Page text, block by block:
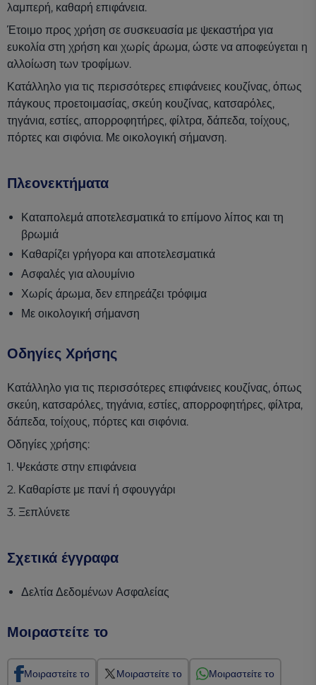
λαμπερή, καθαρή επιφάνεια.
Έτοιμο προς χρήση σε συσκευασία με ψεκαστήρα για
ευκολία στη χρήση και χωρίς άρωμα, ώστε να αποφεύγεται η
αλλοίωση των τροφίμων.
Κατάλληλο για τις περισσότερες επιφάνειες κουζίνας, όπως
πάγκους προετοιμασίας, σκεύη κουζίνας, κατσαρόλες,
τηγάνια, εστίες, απορροφητήρες, φίλτρα, δάπεδα, τοίχους,
πόρτες και σιφόνια. Με οικολογική σήμανση.
Πλεονεκτήματα
Καταπολεμά αποτελεσματικά το επίμονο λίπος και τη
βρωμιά
Καθαρίζει γρήγορα και αποτελεσματικά
Ασφαλές για αλουμίνιο
Χωρίς άρωμα, δεν επηρεάζει τρόφιμα
Με οικολογική σήμανση
Οδηγίες Χρήσης
Κατάλληλο για τις περισσότερες επιφάνειες κουζίνας, όπως
σκεύη, κατσαρόλες, τηγάνια, εστίες, απορροφητήρες, φίλτρα,
δάπεδα, τοίχους, πόρτες και σιφόνια.
Οδηγίες χρήσης:
1. Ψεκάστε στην επιφάνεια
2. Καθαρίστε με πανί ή σφουγγάρι
3. Ξεπλύνετε
Σχετικά έγγραφα
Δελτία Δεδομένων Ασφαλείας
Μοιραστείτε το
Μοιραστείτε το Μοιραστείτε το Μοιραστείτε το